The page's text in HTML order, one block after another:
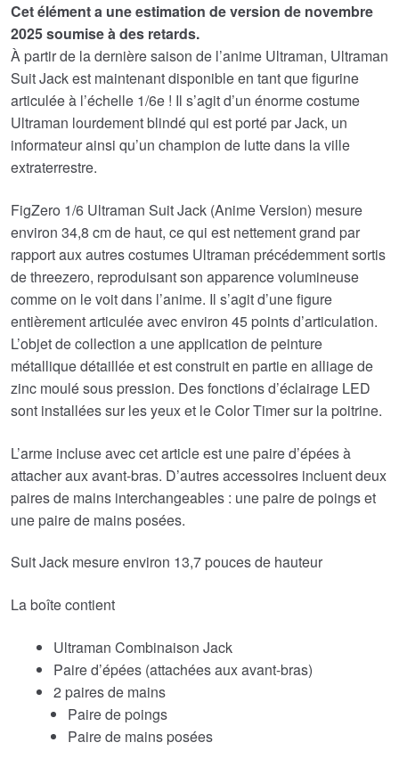
était :
€233.58.
actuel
est :
€221.24.
Cet élément a une estimation de version de novembre
2025 soumise à des retards.
À partir de la dernière saison de l’anime Ultraman, Ultraman
Suit Jack est maintenant disponible en tant que figurine
articulée à l’échelle 1/6e ! Il s’agit d’un énorme costume
Ultraman lourdement blindé qui est porté par Jack, un
informateur ainsi qu’un champion de lutte dans la ville
extraterrestre.
FigZero 1/6 Ultraman Suit Jack (Anime Version) mesure
environ 34,8 cm de haut, ce qui est nettement grand par
rapport aux autres costumes Ultraman précédemment sortis
de threezero, reproduisant son apparence volumineuse
comme on le voit dans l’anime. Il s’agit d’une figure
entièrement articulée avec environ 45 points d’articulation.
L’objet de collection a une application de peinture
métallique détaillée et est construit en partie en alliage de
zinc moulé sous pression. Des fonctions d’éclairage LED
sont installées sur les yeux et le Color Timer sur la poitrine.
L’arme incluse avec cet article est une paire d’épées à
attacher aux avant-bras. D’autres accessoires incluent deux
paires de mains interchangeables : une paire de poings et
une paire de mains posées.
Suit Jack mesure environ 13,7 pouces de hauteur
La boîte contient
Ultraman Combinaison Jack
Paire d’épées (attachées aux avant-bras)
2 paires de mains
Paire de poings
Paire de mains posées